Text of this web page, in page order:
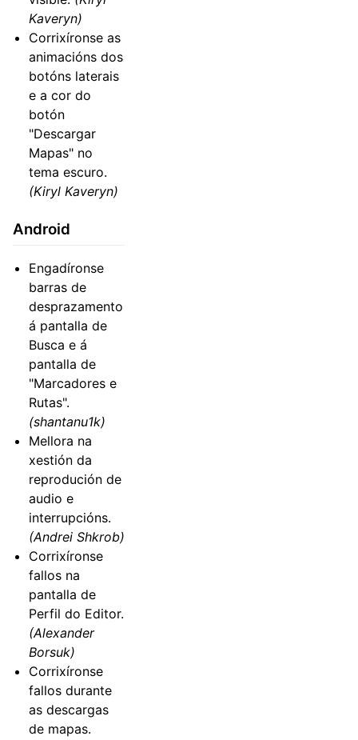
Kaveryn)
Corrixíronse as
animacións dos
botóns laterais
e a cor do
botón
"Descargar
Mapas" no
tema escuro.
(Kiryl Kaveryn)
Android
Engadíronse
barras de
desprazamento
á pantalla de
Busca e á
pantalla de
"Marcadores e
Rutas".
(shantanu1k)
Mellora na
xestión da
reprodución de
audio e
interrupcións.
(Andrei Shkrob)
Corrixíronse
fallos na
pantalla de
Perfil do Editor.
(Alexander
Borsuk)
Corrixíronse
fallos durante
as descargas
de mapas.